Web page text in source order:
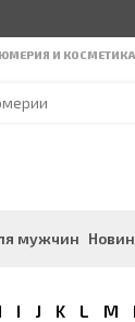
И КОСМЕТИКА
мужчин
I J K L M